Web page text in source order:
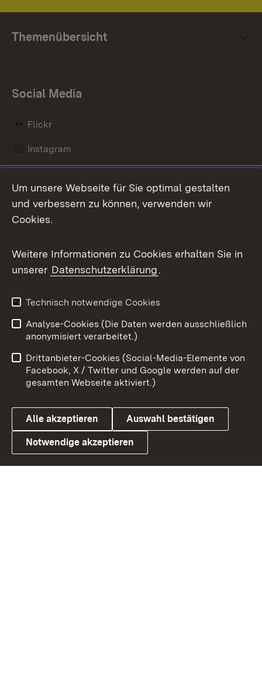
Themenübersicht
Social Media
Flickr
Instagram
Mastodon
Messenger
Social Wall
X / Twitter
Youtube
Link zum Landesportal
Benutzungshinweise
Barrierefreiheit
Datenschutz
Cookies
Um unsere Webseite für Sie optimal gestalten
und verbessern zu können, verwenden wir
Cookies.
Weitere Informationen zu Cookies erhalten Sie in
unserer Datenschutzerklärung.
Technisch notwendige Cookies
Analyse-Cookies (Die Daten werden ausschließlich
anonymisiert verarbeitet.)
Drittanbieter-Cookies (Social-Media-Elemente von
Facebook, X / Twitter und Google werden auf der
gesamten Webseite aktiviert.)
Alle akzeptieren Auswahl bestätigen
Notwendige akzeptieren